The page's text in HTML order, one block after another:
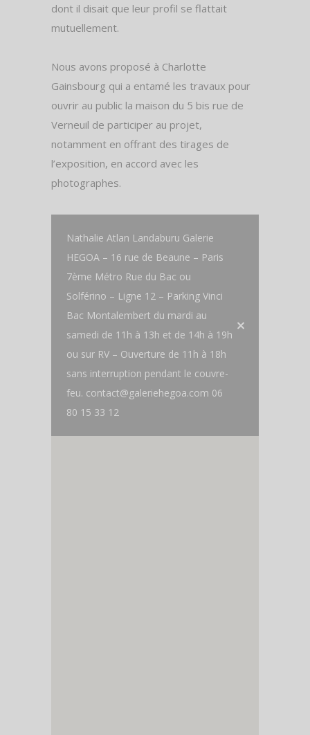
dont il disait que leur profil se flattait
mutuellement.
Nous avons proposé à Charlotte
Gainsbourg qui a entamé les travaux pour
ouvrir au public la maison du 5 bis rue de
Verneuil de participer au projet,
notamment en offrant des tirages de
l’exposition, en accord avec les
photographes.
Nathalie Atlan Landaburu Galerie
HEGOA – 16 rue de Beaune – Paris
7ème Métro Rue du Bac ou
Solférino – Ligne 12 – Parking Vinci
Bac Montalembert du mardi au
samedi de 11h à 13h et de 14h à 19h
ou sur RV – Ouverture de 11h à 18h
sans interruption pendant le couvre-
feu. contact@galeriehegoa.com 06
80 15 33 12